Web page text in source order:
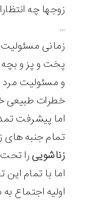
زوجها چه
…
زمانی
پخت و پز و بچه
و مسئولیت مرد
خطرات طبیعی
اما پیشرفت
تمام جنبه های
زناشویی را تحت
اما با تمام
اولیه اجتماع